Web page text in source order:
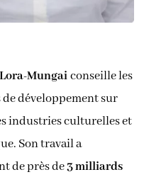
Mungaiconseille les
développement sur
industries culturelles et
Son travail a
de près de3 milliards